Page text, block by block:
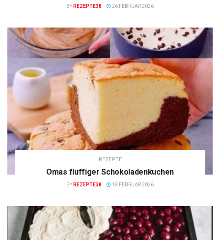
BY REZEPTE38 26 FEBRUAR 2026
REZEPTE
Omas fluffiger Schokoladenkuchen
BY REZEPTE38 18 FEBRUAR 2026